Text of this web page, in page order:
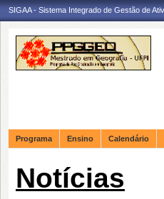
SIGAA - Sistema Integrado de Gestão de
Programa Ensino Calendário
Notícias